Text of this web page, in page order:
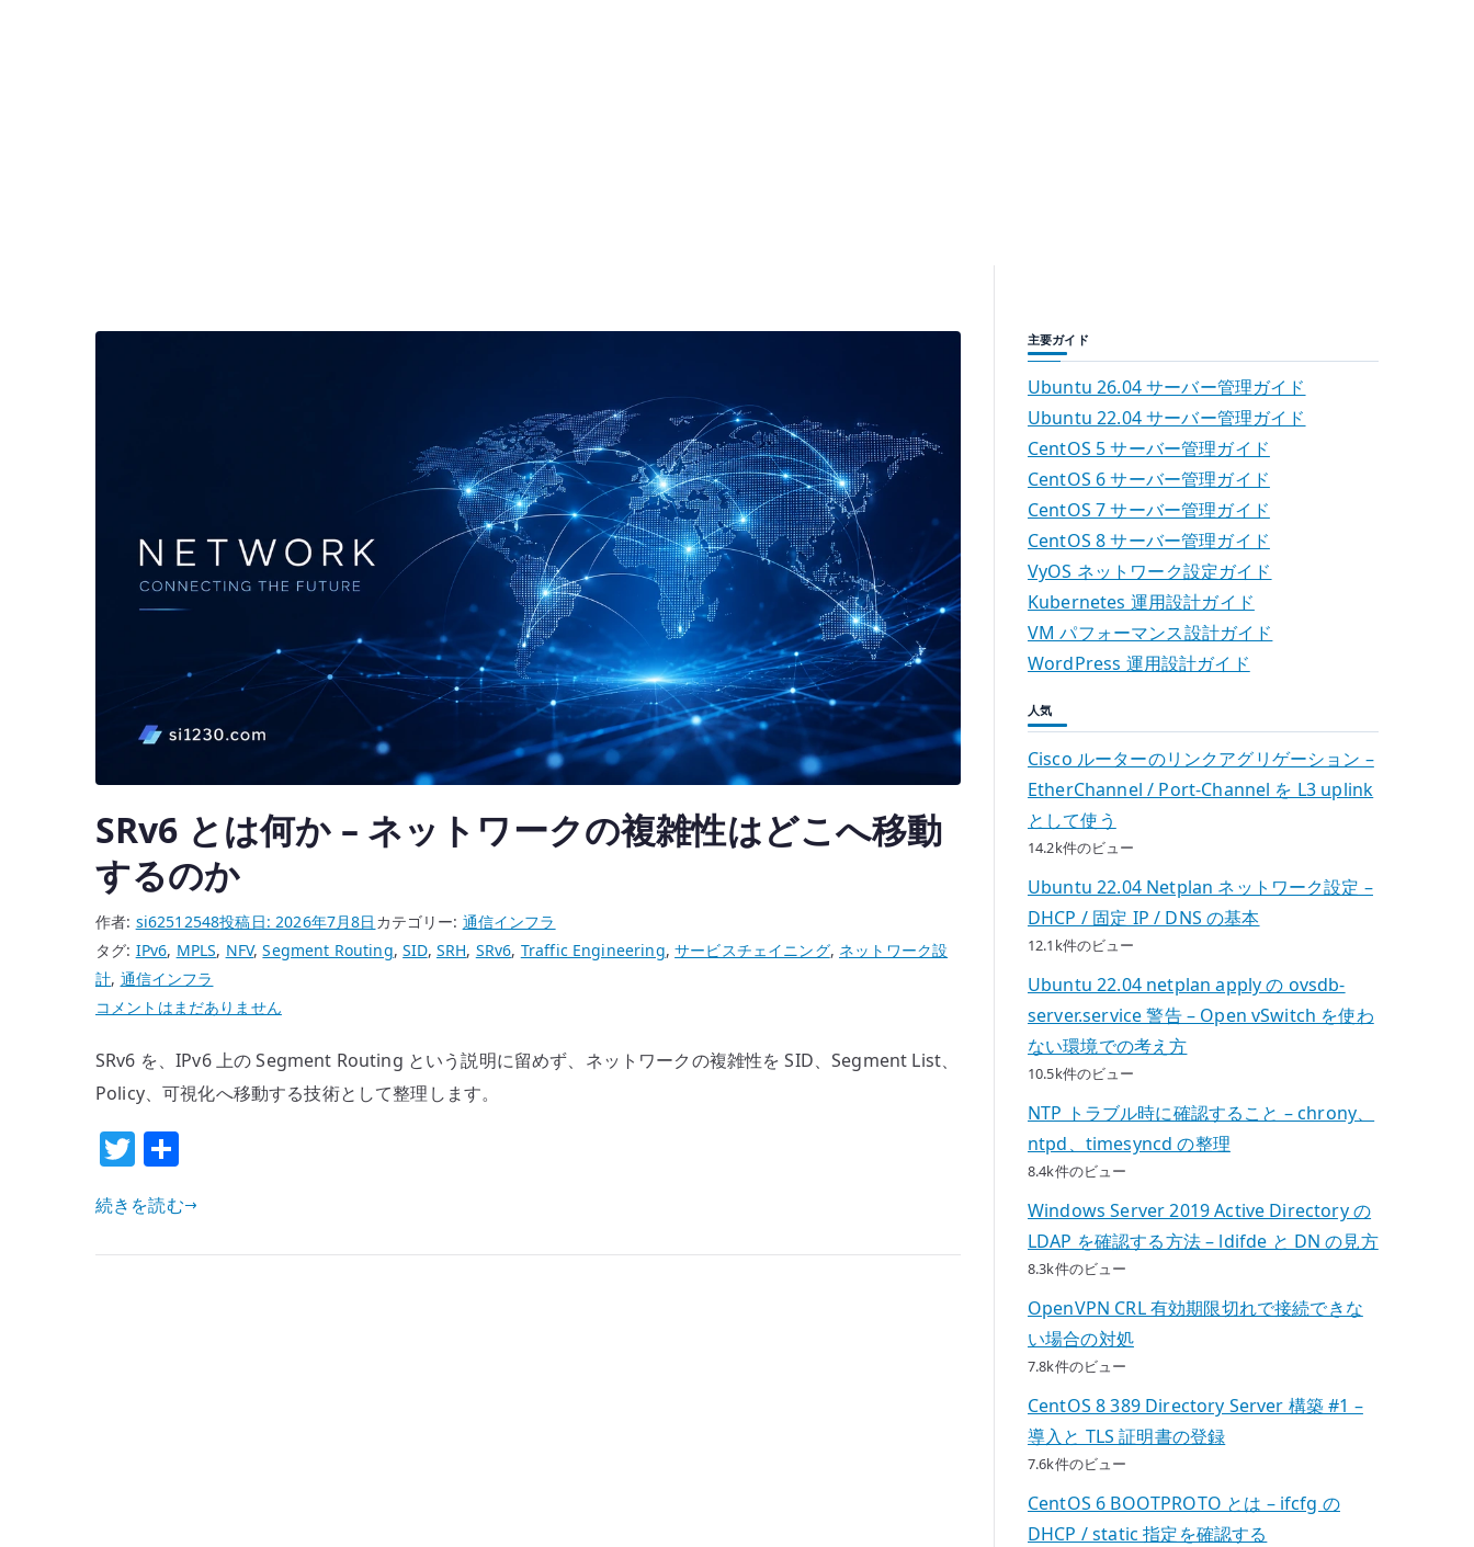
SRv6 とは何か – ネットワークの複雑性はどこへ移動
するのか
作者: si62512548投稿日:2026年7月8日 カテゴリー: 通信インフラ
タグ: IPv6, MPLS, NFV,Segment Routing,SID, SRH, SRv6, Traffic Engineering,サービスチェイニング, ネットワーク設
計, 通信インフラ
SRv6
は
何
ッ
コメントはまだありません
SRv6 を、IPv6 上の Segment Routing という説明に留めず、ネットワークの複雑性を SID、Segment List、
Policy、可視化へ移動する技術として整理します。
T
w
it
te
続きを読む
主要ガイド
Ubuntu 26.04 サーバー管理ガイド
Ubuntu 22.04 サーバー管理ガイド
CentOS 5 サーバー管理ガイド
CentOS 6 サーバー管理ガイド
CentOS 7 サーバー管理ガイド
CentOS 8 サーバー管理ガイド
VyOS ネットワーク設定ガイド
Kubernetes 運用設計ガイド
VM パフォーマンス設計ガイド
WordPress 運用設計ガイド
人気
Cisco ルーターのリンクアグリゲーション –
EtherChannel / Port-Channel を L3 uplink
として使う
14.2k件のビュー
Ubuntu 22.04 Netplan ネットワーク設定 –
DHCP / 固定 IP / DNS の基本
12.1k件のビュー
Ubuntu 22.04 netplan apply の ovsdb-
server.service 警告 – Open vSwitch を使わ
ない環境での考え方
10.5k件のビュー
NTP トラブル時に確認すること – chrony、
ntpd、timesyncd の整理
8.4k件のビュー
Windows Server 2019 Active Directory の
LDAP を確認する方法 – ldifde と DN の見方
8.3k件のビュー
OpenVPN CRL 有効期限切れで接続できな
い場合の対処
7.8k件のビュー
CentOS 8 389 Directory Server 構築 #1 –
導入と TLS 証明書の登録
7.6k件のビュー
CentOS 6 BOOTPROTO とは – ifcfg の
DHCP / static 指定を確認する